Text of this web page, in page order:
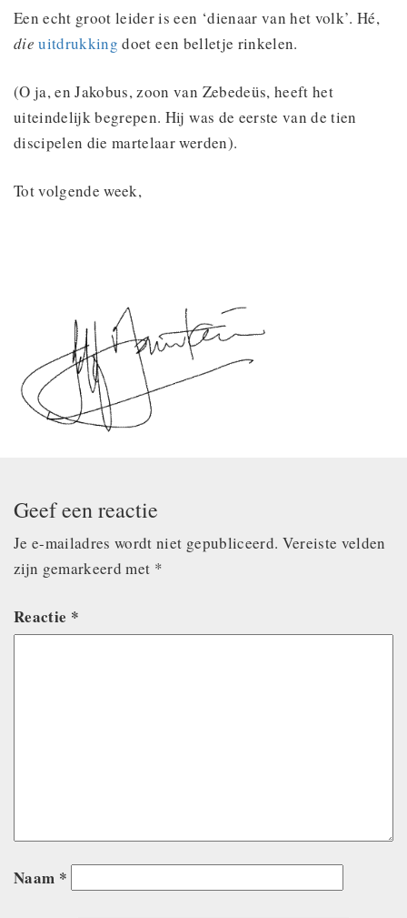
Een echt groot leider is een ‘dienaar van het volk’. Hé,
die uitdrukking doet een belletje rinkelen.
(O ja, en Jakobus, zoon van Zebedeüs, heeft het
uiteindelijk begrepen. Hij was de eerste van de tien
discipelen die martelaar werden).
Tot volgende week,
Geef een reactie
Je e-mailadres wordt niet gepubliceerd. Vereiste velden
zijn gemarkeerd met *
Reactie *
Naam *